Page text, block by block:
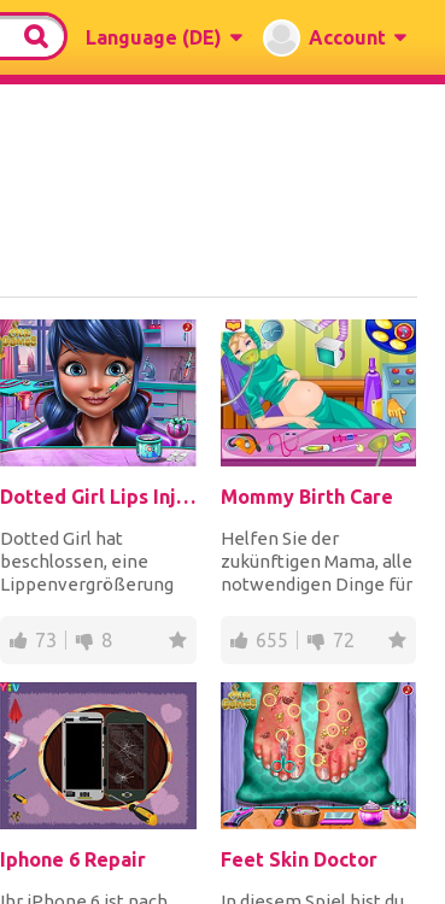
Language (DE) Account
Dotted Girl Lips Injections
Dotted Girl hat
beschlossen, eine
Lippenvergrößerung
du bist ihr Doktor!
Verw...
73 8
Mommy Birth Care
Helfen Sie der
zukünftigen Mama, alle
notwendigen Dinge für
packen, ein gesundes...
655 72
Iphone 6 Repair Feet Skin Doctor